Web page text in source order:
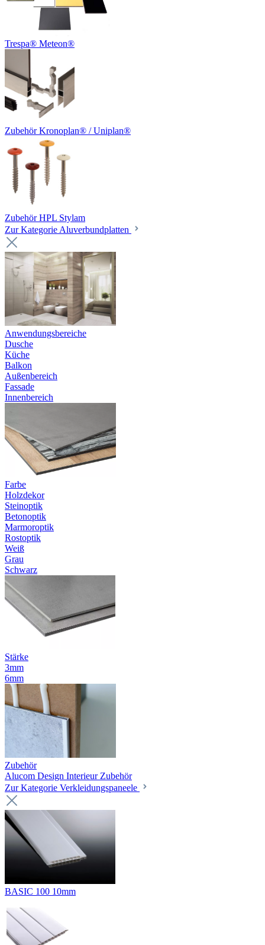
Trespa® Meteon®
Zubehör Kronoplan® / Uniplan®
Zubehör HPL Stylam
Zur Kategorie Aluverbundplatten
Anwendungsbereiche
Dusche
Küche
Balkon
Außenbereich
Fassade
Innenbereich
Farbe
Holzdekor
Steinoptik
Betonoptik
Marmoroptik
Rostoptik
Weiß
Grau
Schwarz
Stärke
3mm
6mm
Zubehör
Alucom Design Interieur Zubehör
Zur Kategorie Verkleidungspaneele
BASIC 100 10mm